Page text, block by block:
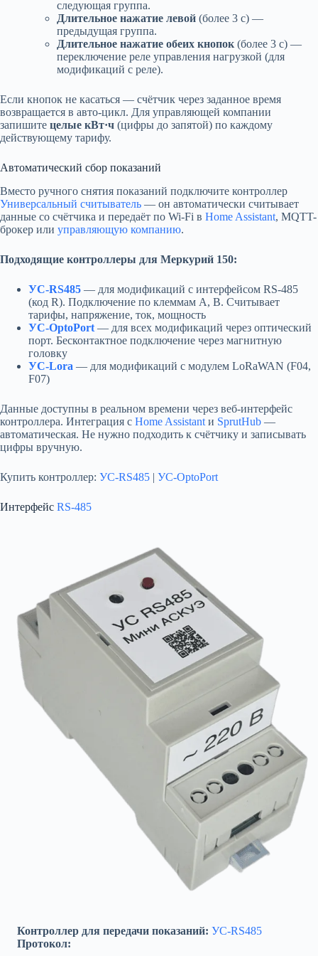
следующая группа.
Длительное нажатие левой (более 3 с) —
предыдущая группа.
Длительное нажатие обеих кнопок (более 3 с) —
переключение реле управления нагрузкой (для
модификаций с реле).
Если кнопок не касаться — счётчик через заданное время
возвращается в авто-цикл. Для управляющей компании
запишите целые кВт·ч (цифры до запятой) по каждому
действующему тарифу.
Автоматический сбор показаний
Вместо ручного снятия показаний подключите контроллер
Универсальный считыватель — он автоматически считывает
данные со счётчика и передаёт по Wi-Fi в Home Assistant, MQTT-
брокер или управляющую компанию.
Подходящие контроллеры для Меркурий 150:
УС-RS485 — для модификаций с интерфейсом RS-485
(код R). Подключение по клеммам A, B. Считывает
тарифы, напряжение, ток, мощность
УС-OptoPort — для всех модификаций через оптический
порт. Бесконтактное подключение через магнитную
головку
УС-Lora — для модификаций с модулем LoRaWAN (F04,
F07)
Данные доступны в реальном времени через веб-интерфейс
контроллера. Интеграция с Home Assistant и SprutHub —
автоматическая. Не нужно подходить к счётчику и записывать
цифры вручную.
Купить контроллер: УС-RS485 | УС-OptoPort
Интерфейс RS-485
Контроллер для передачи показаний: УС-RS485
Протокол: